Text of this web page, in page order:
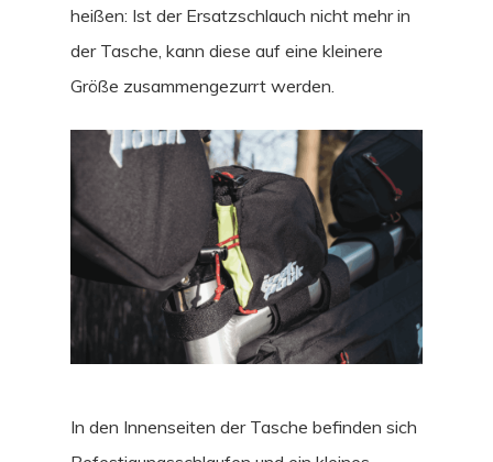
heißen: Ist der Ersatzschlauch nicht mehr in
der Tasche, kann diese auf eine kleinere
Größe zusammengezurrt werden.
In den Innenseiten der Tasche befinden sich